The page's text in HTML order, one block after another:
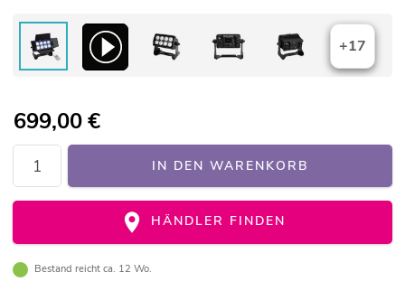
+17
699,00€
IN DEN WARENKORB
HÄNDLER FINDEN
Bestand reicht ca. 12 Wo.